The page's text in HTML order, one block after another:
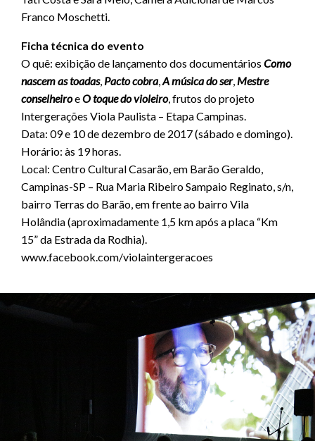
Franco Moschetti.
Ficha técnica do evento
O quê: exibição de lançamento dos documentários Como
nascem as toadas, Pacto cobra,A música do ser, Mestre
conselheiroeO toque do violeiro, frutos do projeto
Intergerações Viola Paulista – Etapa Campinas.
Data: 09 e 10 de dezembro de 2017 (sábado e domingo).
Horário: às 19 horas.
Local: Centro Cultural Casarão, em Barão Geraldo,
Campinas-SP – Rua Maria Ribeiro Sampaio Reginato, s/n,
bairro Terras do Barão, em frente ao bairro Vila
Holândia (aproximadamente 1,5 km após a placa “Km
15” da Estrada da Rodhia).
www.facebook.com/violaintergeracoes